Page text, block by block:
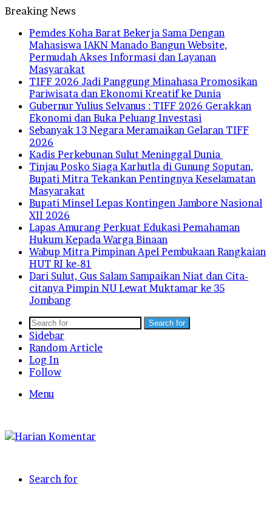
Breaking News
Pemdes Koha Barat Bekerja Sama Dengan
Mahasiswa IAKN Manado Bangun Website,
Permudah Akses Informasi dan Layanan
Masyarakat
TIFF 2026 Jadi Panggung Minahasa Promosikan
Pariwisata dan Ekonomi Kreatif ke Dunia
Gubernur Yulius Selvanus : TIFF 2026 Gerakkan
Ekonomi dan Buka Peluang Investasi
Sebanyak 13 Negara Meramaikan Gelaran TIFF
2026
Kadis Perkebunan Sulut Meninggal Dunia
Tinjau Posko Siaga Karhutla di Gunung Soputan,
Bupati Mitra Tekankan Pentingnya Keselamatan
Masyarakat
Bupati Minsel Lepas Kontingen Jambore Nasional
XII 2026
Lapas Amurang Perkuat Edukasi Pemahaman
Hukum Kepada Warga Binaan
Wabup Mitra Pimpinan Apel Pembukaan Rangkaian
HUT RI ke-81
Dari Sulut, Gus Salam Sampaikan Niat dan Cita-
citanya Pimpin NU Lewat Muktamar ke 35
Jombang
Search for
Sidebar
Random Article
Log In
Follow
Menu
Search for